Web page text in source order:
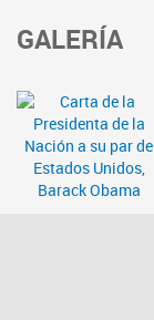
GALERÍA